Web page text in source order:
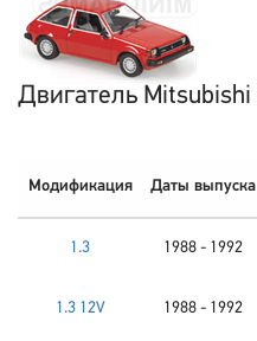
Двигатель Mitsubishi
Модификация Даты выпуска
1.3 1988 - 1992
1.3 12V 1988 - 1992